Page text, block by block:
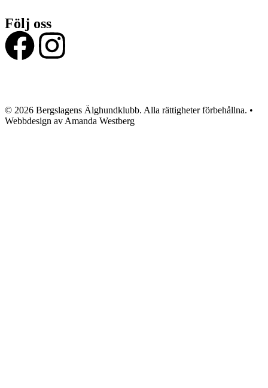
Följ oss
© 2026 Bergslagens Älghundklubb. Alla rättigheter förbehållna. •
Webbdesign av Amanda Westberg